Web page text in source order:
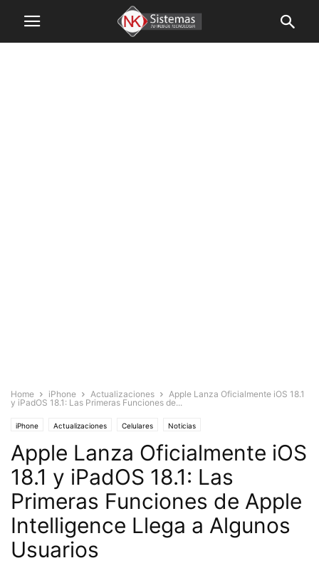
Home iPhone Actualizaciones
Apple Lanza Oficialmente iOS 18.1
y iPadOS 18.1: Las Primeras Funciones de...
iPhone Actualizaciones Celulares Noticias
Apple Lanza Oficialmente iOS
18.1 y iPadOS 18.1: Las
Primeras Funciones de Apple
Intelligence Llega a Algunos
Usuarios